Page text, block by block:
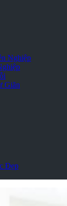
Nghiệp
Giãn
Đẹp